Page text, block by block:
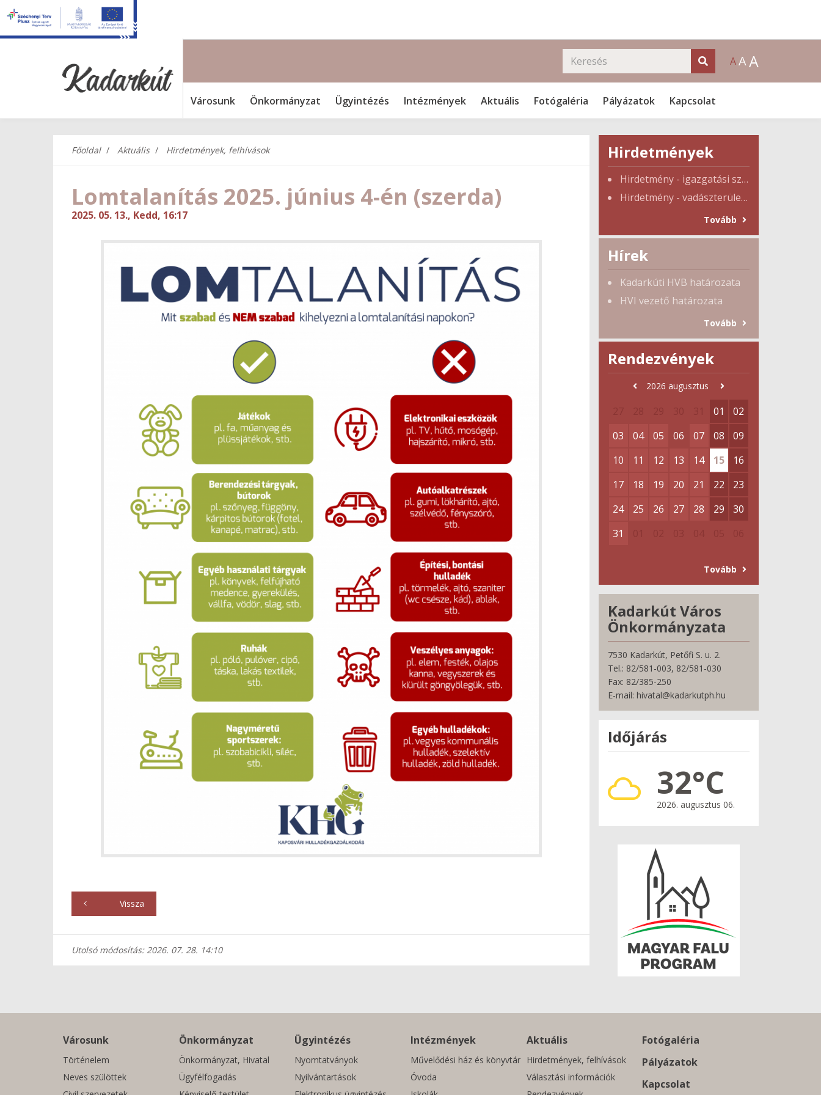
AAA
Városunk Önkormányzat Ügyintézés Intézmények Aktuális Fotógaléria Pályázatok Kapcsolat
Főoldal Aktuális Hirdetmények, felhívások
Lomtalanítás 2025. június 4-én (szerda)
2025. 05. 13., Kedd, 16:17
Vissza
Utolsó módosítás: 2026. 07. 28. 14:10
Hirdetmények
Hirdetmény - igazgatási szünet
Hirdetmény - vadászterület tulajdonosi gyűlés
Tovább
Hírek
Kadarkúti HVB határozata
HVI vezető határozata
Tovább
Rendezvények
2026 augusztus
01
02
03
04 05 06 07 08
09
10
11 12 13 14 15
16
17
18 19 20 21 22
23
24
25 26 27 28 29
30
31
Tovább
Kadarkút Város
Önkormányzata
7530 Kadarkút, Petőfi S. u. 2.
Tel.: 82/581-003, 82/581-030
Fax: 82/385-250
E-mail: hivatal@kadarkutph.hu
Időjárás
32°C
2026. augusztus 06.
Városunk
Történelem
Neves szülöttek
Önkormányzat
Önkormányzat, Hivatal
Ügyfélfogadás
Ügyintézés
Nyomtatványok
Nyilvántartások
Intézmények
Művelődési ház és könyvtár
Óvoda
Aktuális
Hirdetmények, felhívások
Választási információk
Fotógaléria
Pályázatok
Kapcsolat